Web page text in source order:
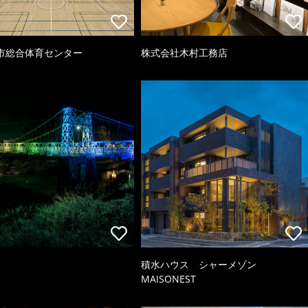
総合体育センター 株式会社木村工務店
積水ハウス シャーメゾン
MAISONEST